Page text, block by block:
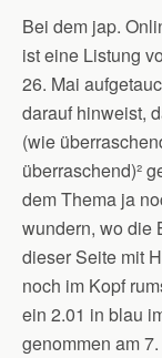
Bei dem jap.
ist eine Listung
26. Mai
darauf hinweist,
(wie
überraschend)²
dem Thema ja
wundern, wo die
dieser Seite mit
noch im Kopf
ein 2.01 in blau
genommen am